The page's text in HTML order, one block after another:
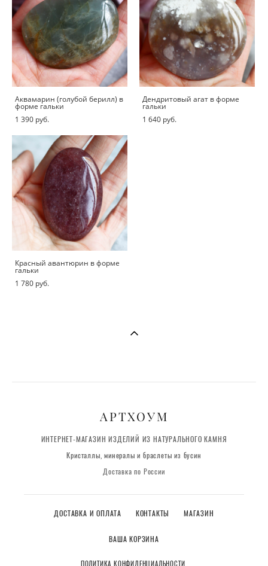
Аквамарин (голубой берилл) в
форме гальки
1 390 pуб.
Дендритовый агат в форме
гальки
1 640 pуб.
Красный авантюрин в форме
гальки
1 780 pуб.
АРТХОУМ
ИНТЕРНЕТ-МАГАЗИН ИЗДЕЛИЙ ИЗ НАТУРАЛЬНОГО КАМНЯ
Кристаллы, минералы и браслеты из бусин
Доставка по России
ДОСТАВКА И ОПЛАТА КОНТАКТЫ МАГАЗИН
ВАША КОРЗИНА
ПОЛИТИКА КОНФИДЕНЦИАЛЬНОСТИ